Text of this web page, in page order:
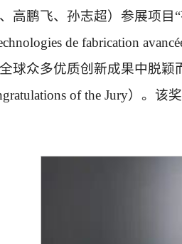
高鹏飞、孙志超）参展项目
de fabrication
球众多优质创新成果中脱
of the Jury）。